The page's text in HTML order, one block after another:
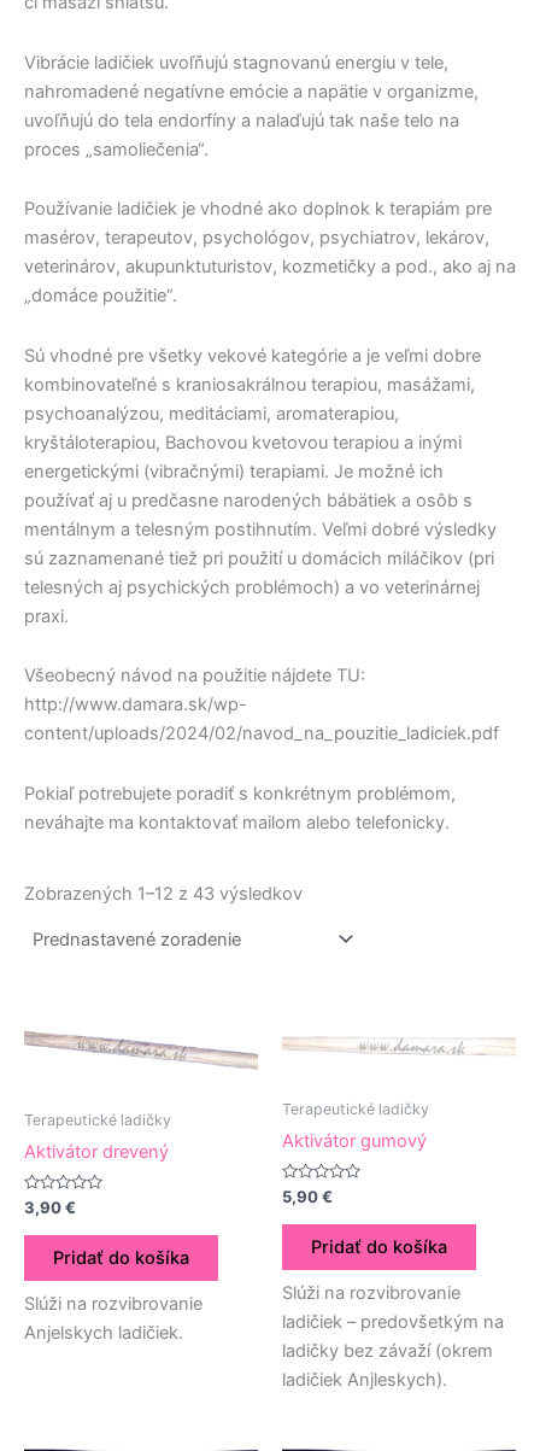
Vibrácie ladičiek uvoľňujú stagnovanú energiu v tele,
nahromadené negatívne emócie a napätie v organizme,
uvoľňujú do tela endorfíny a nalaďujú tak naše telo na
proces „samoliečenia“.
Používanie ladičiek je vhodné ako doplnok k terapiám pre
masérov, terapeutov, psychológov, psychiatrov, lekárov,
veterinárov, akupunktuturistov, kozmetičky a pod., ako aj na
„domáce použitie“.
Sú vhodné pre všetky vekové kategórie a je veľmi dobre
kombinovateľné s kraniosakrálnou terapiou, masážami,
psychoanalýzou, meditáciami, aromaterapiou,
kryštáloterapiou, Bachovou kvetovou terapiou a inými
energetickými (vibračnými) terapiami. Je možné ich
používať aj u predčasne narodených bábätiek a osôb s
mentálnym a telesným postihnutím. Veľmi dobré výsledky
sú zaznamenané tiež pri použití u domácich miláčikov (pri
telesných aj psychických problémoch) a vo veterinárnej
praxi.
Všeobecný návod na použitie nájdete TU:
http://www.damara.sk/wp-
content/uploads/2024/02/navod_na_pouzitie_ladiciek.pdf
Pokiaľ potrebujete poradiť s konkrétnym problémom,
neváhajte ma kontaktovať mailom alebo telefonicky.
Zobrazených 1–12 z 43 výsledkov
Terapeutické ladičky
Aktivátor drevený
Hodnotenie
0
z
3,90€
Pridať do košíka
Slúži na rozvibrovanie
Anjelskych ladičiek.
Terapeutické ladičky
Aktivátor gumový
Hodnotenie
0
z
5,90€
Pridať do košíka
Slúži na rozvibrovanie
ladičiek – predovšetkým na
ladičky bez závaží (okrem
ladičiek Anjleskych).